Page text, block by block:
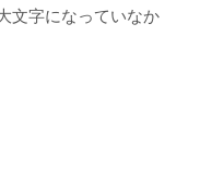
文字になっていなか